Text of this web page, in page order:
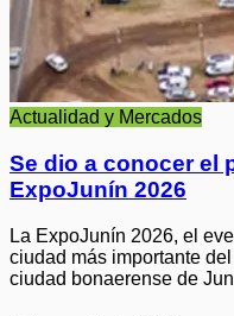
Actualidad y Mercados
Se dio a conocer el
ExpoJunín 2026
La ExpoJunín 2026, el
ciudad más importante
ciudad bonaerense de